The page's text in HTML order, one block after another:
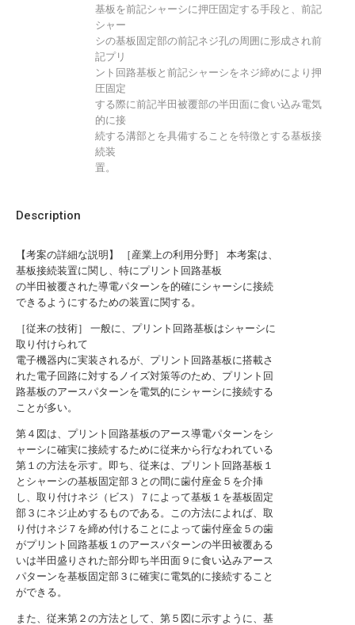
Description
【考案の詳細な説明】 ［産業上の利用分野］ 本考案は、
基板接続装置に関し、特にプリント回路基板
の半田被覆された導電パターンを的確にシャーシに接続
できるようにするための装置に関する。
［従来の技術］ 一般に、プリント回路基板はシャーシに
取り付けられて
電子機器内に実装されるが、プリント回路基板に搭載さ
れた電子回路に対するノイズ対策等のため、プリント回
路基板のアースパターンを電気的にシャーシに接続する
ことが多い。
第４図は、プリント回路基板のアース導電パターンをシ
ャーシに確実に接続するために従来から行なわれている
第１の方法を示す。即ち、従来は、プリント回路基板１
とシャーシの基板固定部３との間に歯付座金５を介挿
し、取り付けネジ（ビス）７によって基板１を基板固定
部３にネジ止めするものである。この方法によれば、取
り付けネジ７を締め付けることによって歯付座金５の歯
がプリント回路基板１のアースパターンの半田被覆ある
いは半田盛りされた部分即ち半田面９に食い込みアース
パターンを基板固定部３に確実に電気的に接続すること
ができる。
また、従来第２の方法として、第５図に示すように、基
基板を前記シャーシに押圧固定する手段と、前記
シャー
シの基板固定部の前記ネジ孔の周囲に形成され前
記プリ
ント回路基板と前記シャーシをネジ締めにより押
圧固定
する際に前記半田被覆部の半田面に食い込み電気
的に接
続する溝部とを具備することを特徴とする基板接
続装
置。